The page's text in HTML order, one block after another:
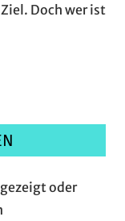
Doch wer ist
oder